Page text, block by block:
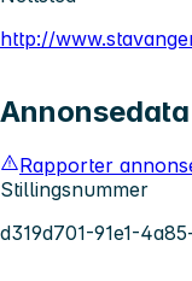
http://
Annonsedata
Rapporter
Stillingsnummer
d319d701-91e1-